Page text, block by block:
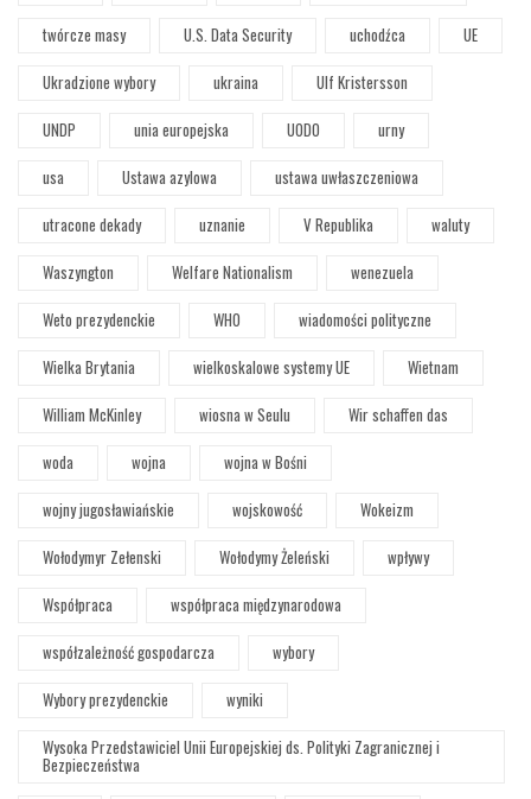
twórcze masy
U.S. Data Security uchodźca
UE
Ukradzione wybory
ukraina
Ulf Kristersson
UNDP
unia europejska UODO
urny
usa
Ustawa azylowa
ustawa uwłaszczeniowa
utracone dekady
uznanie V Republika
waluty
Waszyngton
Welfare Nationalism
wenezuela
Weto prezydenckie
WHO
wiadomości polityczne
Wielka Brytania
wielkoskalowe systemy UE
Wietnam
William McKinley
wiosna w Seulu
Wir schaffen das
woda
wojna
wojna w Bośni
wojny jugosławiańskie
wojskowość
Wokeizm
Wołodymyr Zełenski
Wołodymy Żeleński
wpływy
Współpraca
współpraca międzynarodowa
współzależność gospodarcza
wybory
Wybory prezydenckie
wyniki
Wysoka Przedstawiciel Unii Europejskiej ds. Polityki Zagranicznej i
Bezpieczeństwa